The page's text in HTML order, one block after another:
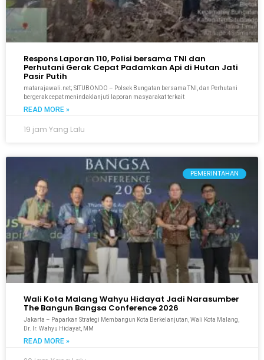
Respons Laporan 110, Polisi bersama TNI dan
Perhutani Gerak Cepat Padamkan Api di Hutan Jati
Pasir Putih
matarajawali.net; SITUBONDO – Polsek Bungatan bersama TNI, dan Perhutani
bergerak cepat menindaklanjuti laporan masyarakat terkait
READ MORE »
19 jam Yang Lalu
PEMERINTAHAN
Wali Kota Malang Wahyu Hidayat Jadi Narasumber
The Bangun Bangsa Conference 2026
Jakarta – Paparkan Strategi Membangun Kota Berkelanjutan, Wali Kota Malang,
Dr. Ir. Wahyu Hidayat, MM
READ MORE »